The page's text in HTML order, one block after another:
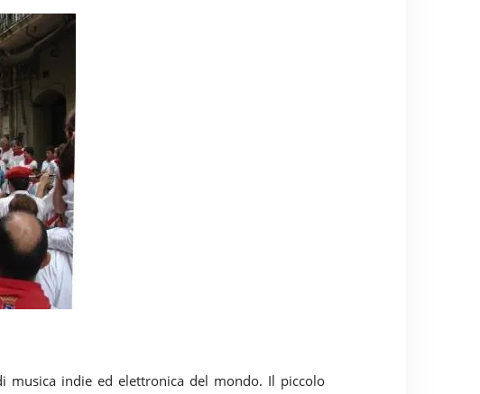
indie ed elettronica del mondo. Il piccolo